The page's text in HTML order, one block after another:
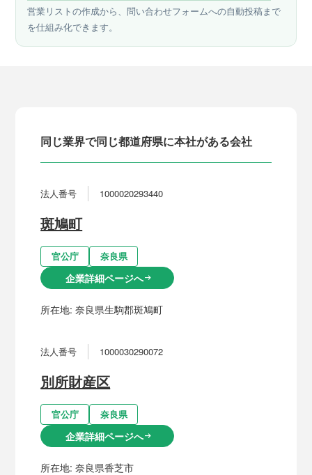
営業リストの作成から、問い合わせフォームへの自動投稿まで
を仕組み化できます。
同じ業界で同じ都道府県に本社がある会社
法人番号 1000020293440
斑鳩町
官公庁 奈良県
企業詳細ページへarrow_right_alt
所在地:奈良県生駒郡斑鳩町
法人番号 1000030290072
別所財産区
官公庁 奈良県
企業詳細ページへarrow_right_alt
所在地:奈良県香芝市